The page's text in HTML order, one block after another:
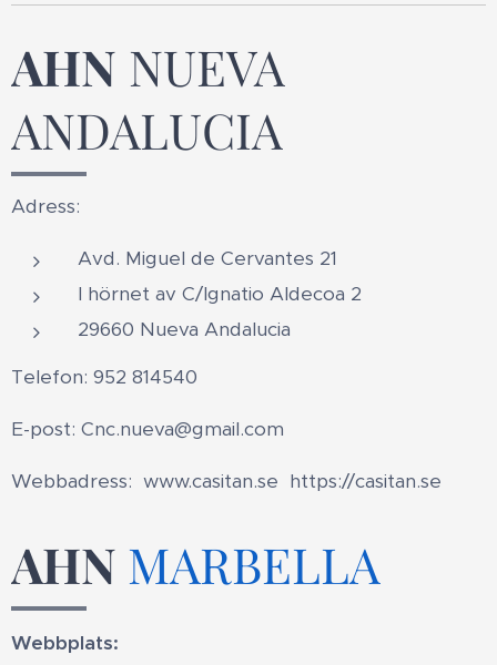
AHN NUEVA
ANDALUCIA
Adress:
Avd. Miguel de Cervantes 21
I hörnet av C/Ignatio Aldecoa 2
29660 Nueva Andalucia
Telefon: 952 814540
E-post: Cnc.nueva@gmail.com
Webbadress: www.casitan.se https://casitan.se
AHN MARBELLA
Webbplats: